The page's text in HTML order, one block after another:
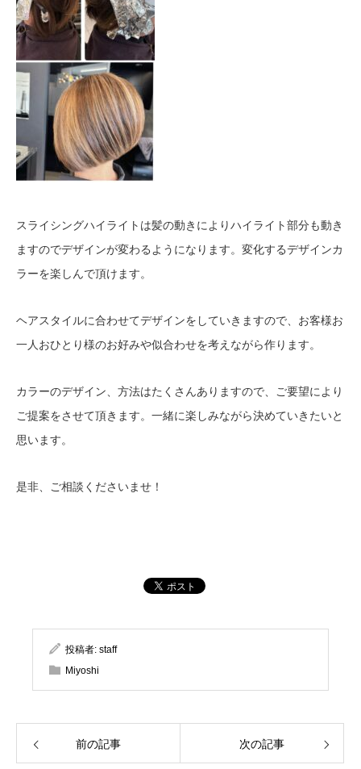
スライシングハイライトは髪の動きによりハイライト部分も動き
ますのでデザインが変わるようになります。変化するデザインカ
ラーを楽しんで頂けます。
ヘアスタイルに合わせてデザインをしていきますので、お客様お
一人おひとり様のお好みや似合わせを考えながら作ります。
カラーのデザイン、方法はたくさんありますので、ご要望により
ご提案をさせて頂きます。一緒に楽しみながら決めていきたいと
思います。
是非、ご相談くださいませ！
投稿者: staff
Miyoshi
前の記事 次の記事